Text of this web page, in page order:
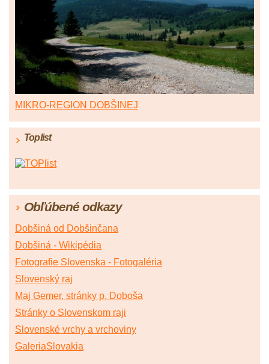
MIKRO-REGION DOBŠINEJ
Toplist
Obľúbené odkazy
Dobšiná od Dobšinčana
Dobšiná - Wikipédia
Fotografie Slovenska - Fotogaléria
Slovenský raj
Maj Gemer, stránky p. Doboša
Stránky o Slovenskom raji
Slovenské vrchy a vrchoviny
GaleriaSlovakia